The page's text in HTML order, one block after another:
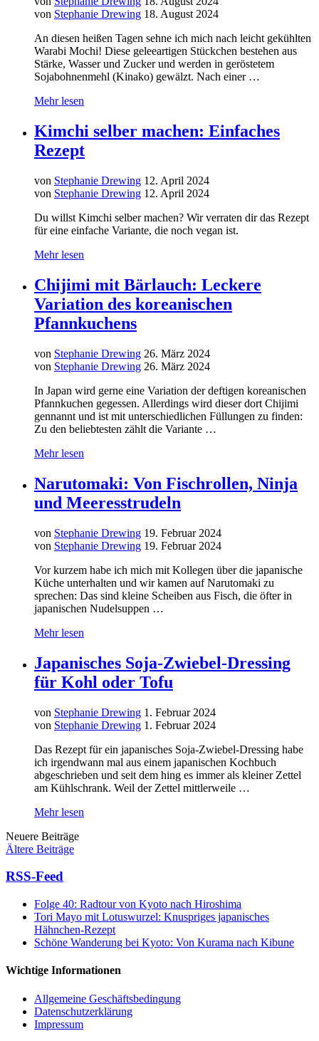
von Stephanie Drewing 18. August 2024
An diesen heißen Tagen sehne ich mich nach leicht gekühlten
Warabi Mochi! Diese geleeartigen Stückchen bestehen aus
Stärke, Wasser und Zucker und werden in geröstetem
Sojabohnenmehl (Kinako) gewälzt. Nach einer …
Mehr lesen
Kimchi selber machen: Einfaches
Rezept
von Stephanie Drewing 12. April 2024
von Stephanie Drewing 12. April 2024
Du willst Kimchi selber machen? Wir verraten dir das Rezept
für eine einfache Variante, die noch vegan ist.
Mehr lesen
Chijimi mit Bärlauch: Leckere
Variation des koreanischen
Pfannkuchens
von Stephanie Drewing 26. März 2024
von Stephanie Drewing 26. März 2024
In Japan wird gerne eine Variation der deftigen koreanischen
Pfannkuchen gegessen. Allerdings wird dieser dort Chijimi
gennannt und ist mit unterschiedlichen Füllungen zu finden:
Zu den beliebtesten zählt die Variante …
Mehr lesen
Narutomaki: Von Fischrollen, Ninja
und Meeresstrudeln
von Stephanie Drewing 19. Februar 2024
von Stephanie Drewing 19. Februar 2024
Vor kurzem habe ich mich mit Kollegen über die japanische
Küche unterhalten und wir kamen auf Narutomaki zu
sprechen: Das sind kleine Scheiben aus Fisch, die öfter in
japanischen Nudelsuppen …
Mehr lesen
Japanisches Soja-Zwiebel-Dressing
für Kohl oder Tofu
von Stephanie Drewing 1. Februar 2024
von Stephanie Drewing 1. Februar 2024
Das Rezept für ein japanisches Soja-Zwiebel-Dressing habe
ich irgendwann mal aus einem japanischen Kochbuch
abgeschrieben und seit dem hing es immer als kleiner Zettel
am Kühlschrank. Weil der Zettel mittlerweile …
Mehr lesen
Neuere Beiträge
Ältere Beiträge
RSS-Feed
Folge 40: Radtour von Kyoto nach Hiroshima
Tori Mayo mit Lotuswurzel: Knuspriges japanisches
Hähnchen-Rezept
Schöne Wanderung bei Kyoto: Von Kurama nach Kibune
Wichtige Informationen
Allgemeine Geschäftsbedingung
Datenschutzerklärung
Impressum